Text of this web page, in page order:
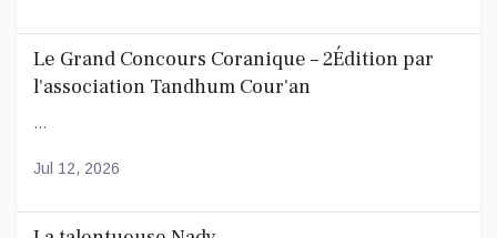
Le Grand Concours Coranique – 2Édition par
l'association Tandhum Cour'an
...
Jul 12, 2026